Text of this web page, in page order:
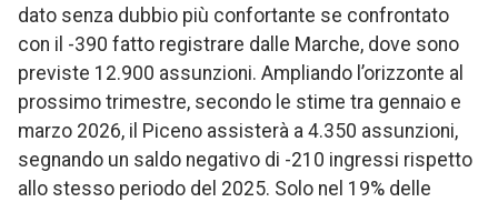
dato senza dubbio più confortante se confrontato
con il -390 fatto registrare dalle Marche, dove sono
previste 12.900 assunzioni. Ampliando l’orizzonte al
prossimo trimestre, secondo le stime tra gennaio e
marzo 2026, il Piceno assisterà a 4.350 assunzioni,
segnando un saldo negativo di -210 ingressi rispetto
allo stesso periodo del 2025. Solo nel 19% delle